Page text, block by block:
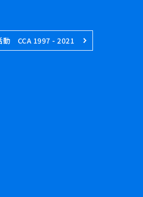
動 CCA 1997 - 2021